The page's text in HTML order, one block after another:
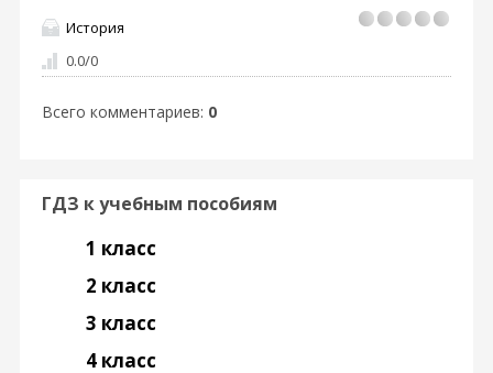
История
0.0/0
Всего комментариев: 0
ГДЗ к учебным пособиям
1 класс
2 класс
3 класс
4 класс